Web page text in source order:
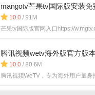
mangotv芒果tv国际版安装免
10.0 / 91M
芒果tv国际版官网入口https://
腾讯视频wetv海外版官方版本
v5.23.0.15260
10.0 / 80.6M
腾讯视频WeTV，专为海外用户量身